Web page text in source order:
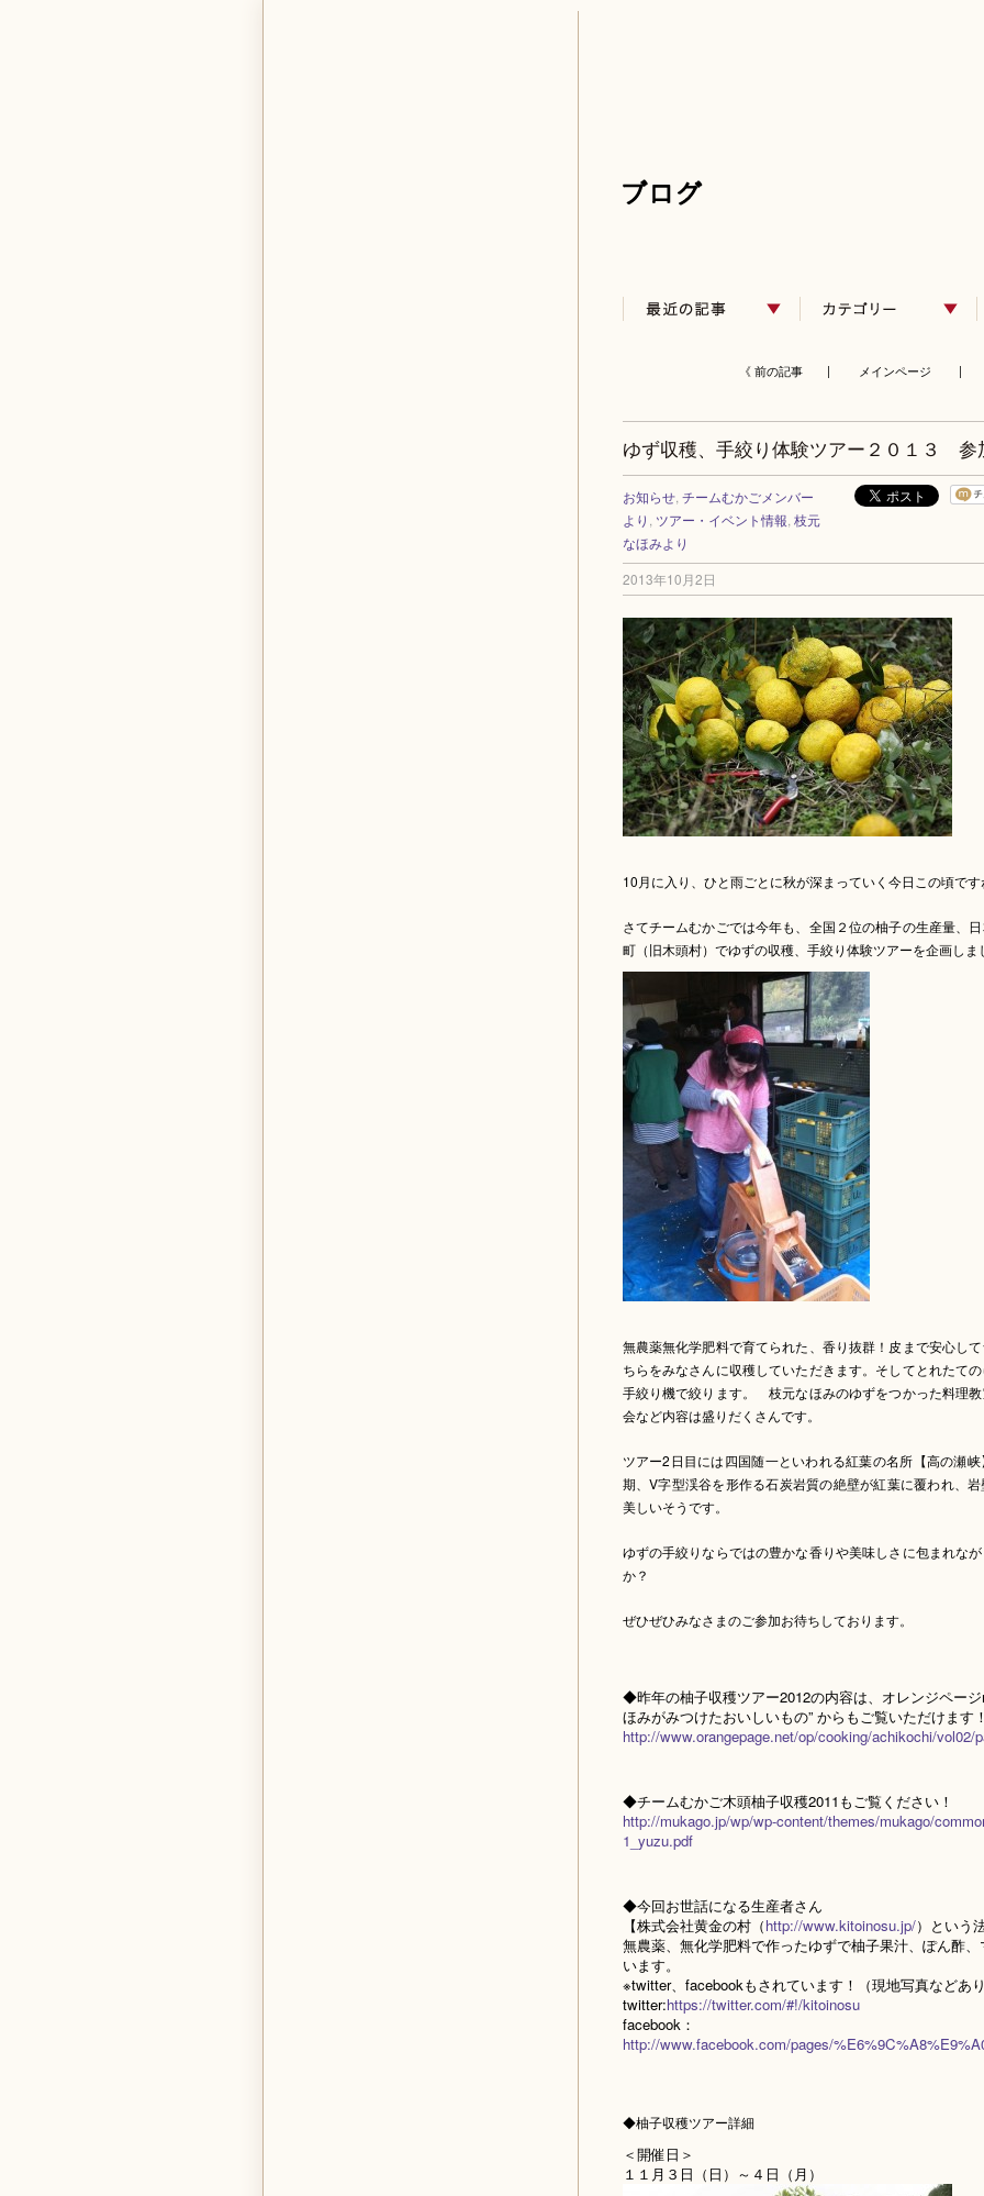
《 前の記事 | メインページ |
ゆず収穫、手絞り体験ツアー２０１３ 参
お知らせ, チームむかごメンバー
より ツアー・イベント情報 枝元
なほみより
2013年10月2日
10月に入り、ひと雨ごとに秋が深まっていく今日この頃です
さてチームむかごでは今年も、全国２位の柚子の生産量、
町（旧木頭村）でゆずの収穫、手絞り体験ツアーを企画しま
無農薬無化学肥料で育てられた、香り抜群！皮まで安心し
ちらをみなさんに収穫していただきます。そしてとれたて
手絞り機で絞ります。 枝元なほみのゆずをつかった料理
会など内容は盛りだくさんです。
ツアー2日目には四国随一といわれる紅葉の名所【高の瀬
期、V字型渓谷を形作る石炭岩質の絶壁が紅葉に覆われ、
美しいそうです。
ゆずの手絞りならではの豊かな香りや美味しさに包まれな
か？
ぜひぜひみなさまのご参加お待ちしております。
◆昨年の柚子収穫ツアー2012の内容は、オレンジペー
ほみがみつけたおいしいもの” からもご覧いただけます
http://www.orangepage.net/op/cooking/achikochi/vol02/
◆チームむかご木頭柚子収穫2011もご覧ください！
http://mukago.jp/wp/wp-content/themes/mukago/
1_yuzu.pdf
◆今回お世話になる生産者さん
【株式会社黄金の村（http://www.kitoinosu.jp/）という
無農薬、無化学肥料で作ったゆずで柚子果汁、ぽん酢
います。
※twitter、facebookもされています！（現地写真などあ
twitter:https://twitter.com/#!/kitoinosu
facebook：
http://www.facebook.com/pages/
◆柚子収穫ツアー詳細
＜開催日＞
１１月３日（日）～４日（月）